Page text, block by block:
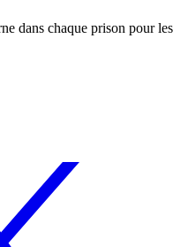
dans chaque prison pour les